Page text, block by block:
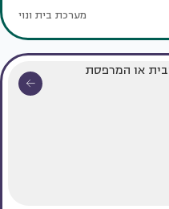
מערכת בית ונוי